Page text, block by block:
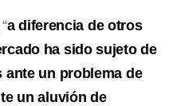
a diferencia de otros
ha sido sujeto de
un problema de
un aluvión de